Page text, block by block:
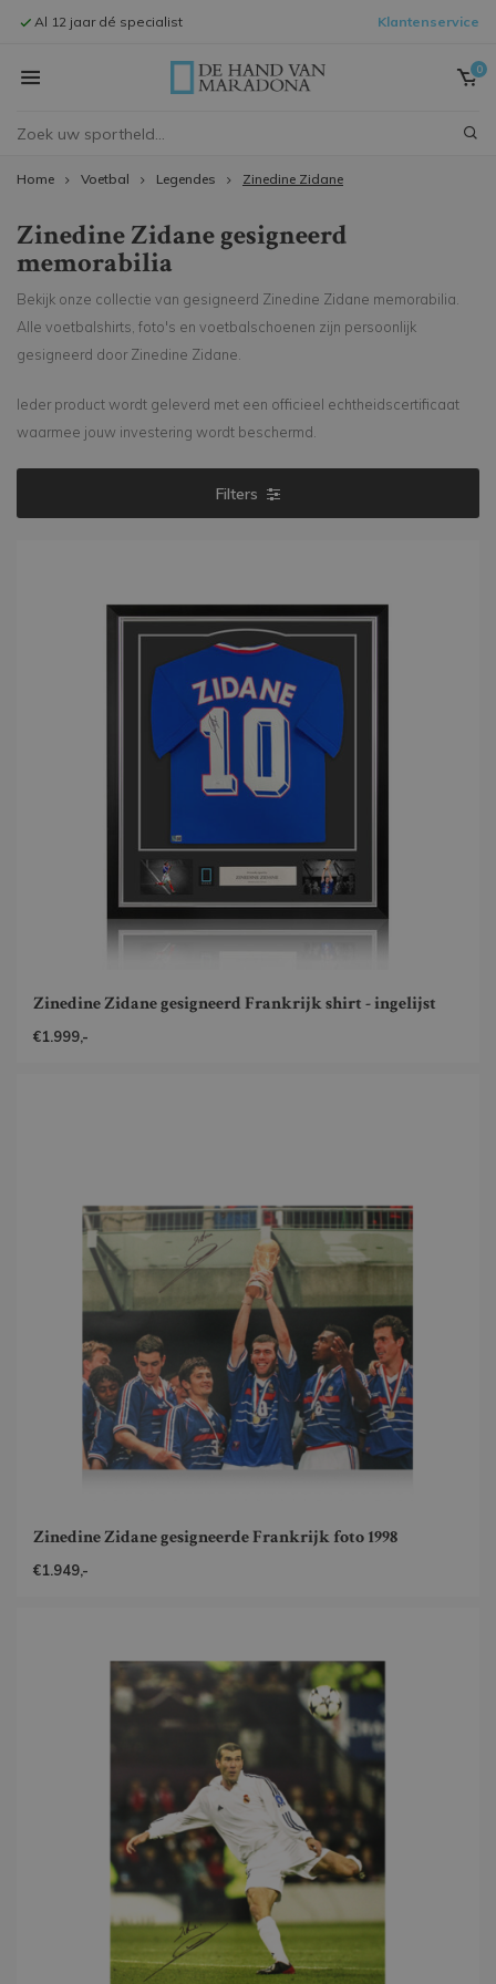
Al 12 jaar dé specialist Klantenservice
0
Home Voetbal Legendes Zinedine Zidane
Zinedine Zidane gesigneerd
memorabilia
Bekijk onze collectie van gesigneerd Zinedine Zidane memorabilia.
Alle voetbalshirts, foto's en voetbalschoenen zijn persoonlijk
gesigneerd door Zinedine Zidane.
Ieder product wordt geleverd met een officieel echtheidscertificaat
waarmee jouw investering wordt beschermd.
Filters
Zinedine Zidane gesigneerd Frankrijk shirt - ingelijst
€1.999,-
Zinedine Zidane gesigneerde Frankrijk foto 1998
€1.949,-